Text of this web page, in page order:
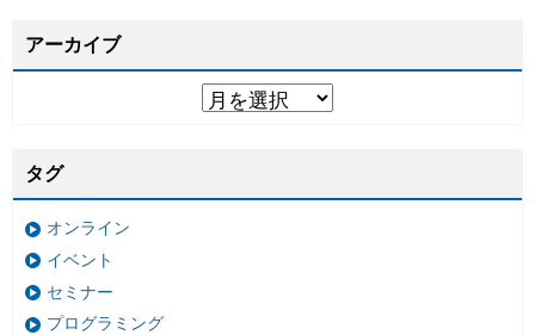
アーカイブ
タグ
オンライン
イベント
セミナー
プログラミング